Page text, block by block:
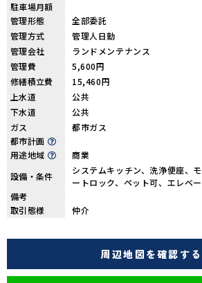
駐車場月額
管理形態
全部委託
管理方式
管理人日勤
管理会社
ランドメンテナンス
管理費
5,600円
修繕積立費
15,460円
上水道
公共
下水道
公共
ガス
都市ガス
都市計画
用途地域
商業
設備・条件
システムキッチン、洗浄便座、
ートロック、ペット可、エレベ
備考
取引態様
仲介
周辺地図を確認する